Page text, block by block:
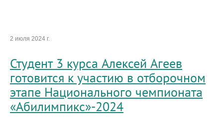
2 июля 2024 г.
Студент 3 курса Алексей Агеев
готовится к участию в отборочном
этапе Национального чемпионата
«Абилимпикс»-2024